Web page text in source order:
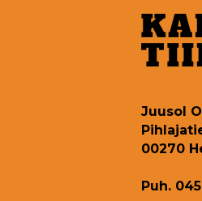
Juusol
00270
Puh.